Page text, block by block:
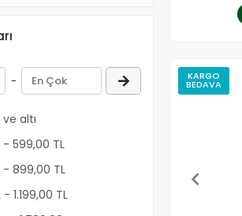
-
altı
- 599,00 TL
- 899,00 TL
1.199,00 TL
KARGO
BEDAVA